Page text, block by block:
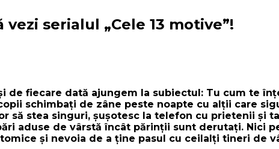
serialul „Cele 13 motive”!
de fiecare dată ajungem la subiectul: Tu cum te
schimbaţi de zâne peste noapte cu alţii care
să stea singuri, şuşotesc la telefon cu prietenii şi
aduse de vârstă încât părinţii sunt derutaţi. Nici
şi nevoia de a ţine pasul cu ceilalţi tineri de